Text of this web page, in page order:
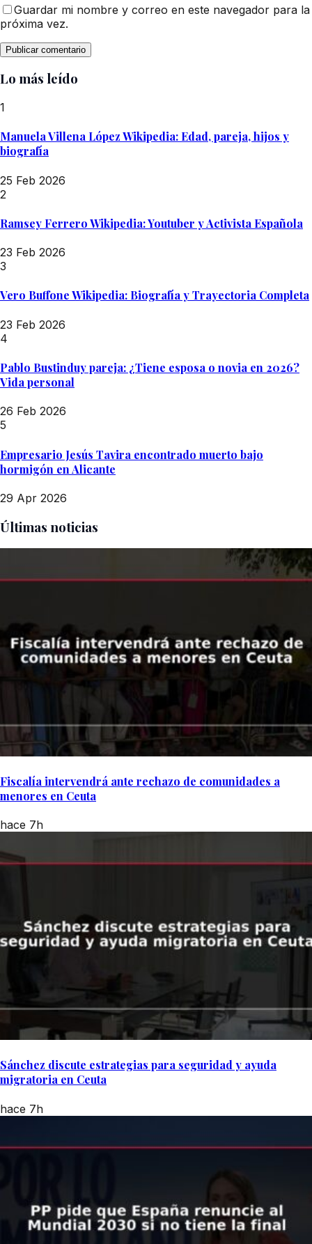
Guardar mi nombre y correo en este navegador para la
próxima vez.
Lo más leído
1
Manuela Villena López Wikipedia: Edad, pareja, hijos y
biografía
25 Feb 2026
2
Ramsey Ferrero Wikipedia: Youtuber y Activista Española
23 Feb 2026
3
Vero Buffone Wikipedia: Biografía y Trayectoria Completa
23 Feb 2026
4
Pablo Bustinduy pareja: ¿Tiene esposa o novia en 2026?
Vida personal
26 Feb 2026
5
Empresario Jesús Tavira encontrado muerto bajo
hormigón en Alicante
29 Apr 2026
Últimas noticias
Fiscalía intervendrá ante rechazo de comunidades a
menores en Ceuta
hace 7h
Sánchez discute estrategias para seguridad y ayuda
migratoria en Ceuta
hace 7h